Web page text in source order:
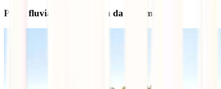
Praia fluvial da Barragem da Queimadela